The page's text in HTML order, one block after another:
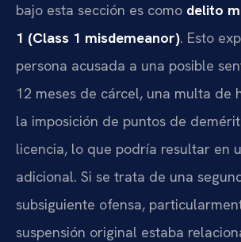
bajo esta sección es como delito
1 (Class 1 misdemeanor). Esto
persona acusada a una posible
12 meses de cárcel, una multa de
la imposición de puntos de
licencia, lo que podría resultar en
adicional. Si se trata de una
subsiguiente ofensa,
suspensión original estaba